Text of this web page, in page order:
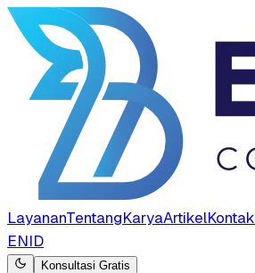
LayananTentangKaryaArtikelKontak
ENID
Konsultasi Gratis